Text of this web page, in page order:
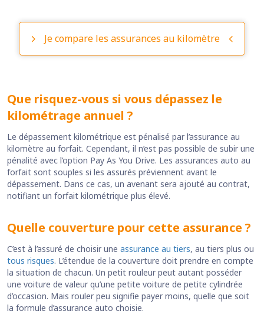
Je compare les assurances au kilomètre
Que risquez-vous si vous dépassez le
kilométrage annuel ?
Le dépassement kilométrique est pénalisé par l’assurance au
kilomètre au forfait. Cependant, il n’est pas possible de subir une
pénalité avec l’option Pay As You Drive. Les assurances auto au
forfait sont souples si les assurés préviennent avant le
dépassement. Dans ce cas, un avenant sera ajouté au contrat,
notifiant un forfait kilométrique plus élevé.
Quelle couverture pour cette assurance ?
C’est à l’assuré de choisir une assurance au tiers, au tiers plus ou
tous risques. L’étendue de la couverture doit prendre en compte
la situation de chacun. Un petit rouleur peut autant posséder
une voiture de valeur qu’une petite voiture de petite cylindrée
d’occasion. Mais rouler peu signifie payer moins, quelle que soit
la formule d’assurance auto choisie.